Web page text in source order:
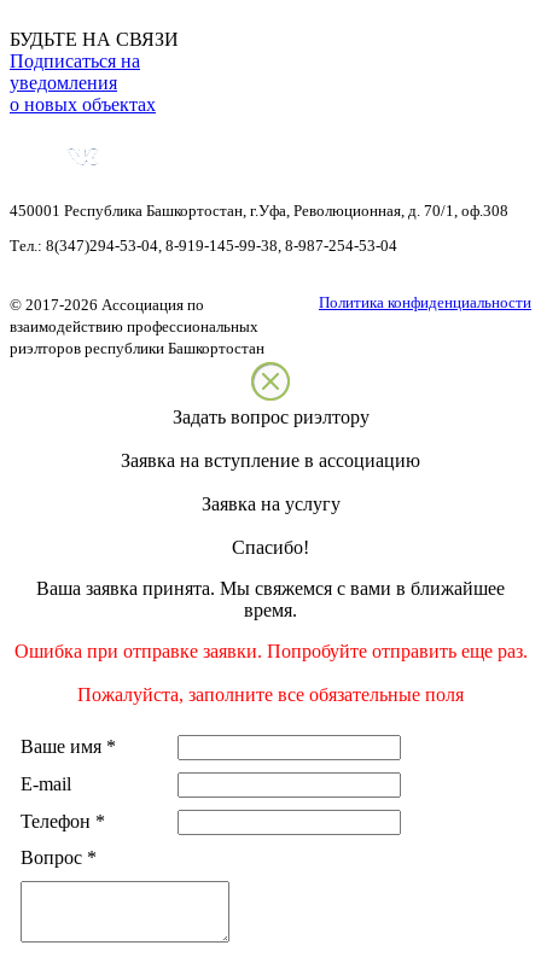
БУДЬТЕ НА СВЯЗИ
Подписаться на
уведомления
о новых объектах
450001 Республика Башкортостан, г.Уфа, Революционная, д. 70/1, оф.308
Тел.: 8(347)294-53-04, 8-919-145-99-38, 8-987-254-53-04
Политика конфиденциальности
© 2017-2026 Ассоциация по
взаимодействию профессиональных
риэлторов республики Башкортостан
Задать вопрос риэлтору
Заявка на вступление в ассоциацию
Заявка на услугу
Спасибо!
Ваша заявка принята. Мы свяжемся с вами в ближайшее
время.
Ошибка при отправке заявки. Попробуйте отправить еще раз.
Пожалуйста, заполните все обязательные поля
Ваше имя *
E-mail
Телефон *
Вопрос *